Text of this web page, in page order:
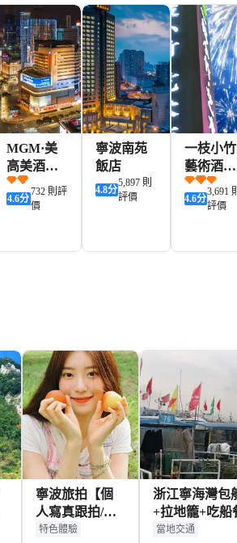
MGM·美
高美酒店
(寧波天一
廣場三江
4.6分
732 則評
價
寧波南苑
飯店
4.8分
5,897 則
評價
一枝小竹
藝術酒店
(寧波天
廣場鼓樓
4.6分
3,691 則
評價
寧波旅拍【個
人寫真跟拍/團
隊航拍/情侶街
特色體驗
浙江寧海灣包
+拉地籠+吃船
【魚獲可打包
當地交通